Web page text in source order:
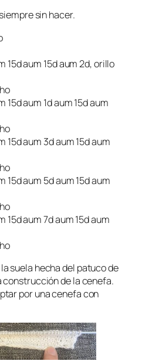
sin hacer.
15d aum 15d aum 2d, orillo
15d aum 1d aum 15d aum
15d aum 3d aum 15d aum
15d aum 5d aum 15d aum
15d aum 7d aum 15d aum
suela hecha del patuco de
construcción de la cenefa.
por una cenefa con